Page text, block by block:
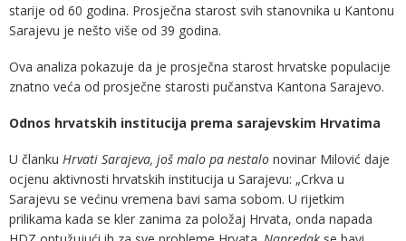
starije od 60 godina. Prosječna starost svih stanovnika u Kantonu
Sarajevu je nešto više od 39 godina.
Ova analiza pokazuje da je prosječna starost hrvatske populacije
znatno veća od prosječne starosti pučanstva Kantona Sarajevo.
Odnos hrvatskih institucija prema sarajevskim Hrvatima
U članku Hrvati Sarajeva, još malo pa nestalo novinar Milović daje
ocjenu aktivnosti hrvatskih institucija u Sarajevu: „Crkva u
Sarajevu se većinu vremena bavi sama sobom. U rijetkim
prilikama kada se kler zanima za položaj Hrvata, onda napada